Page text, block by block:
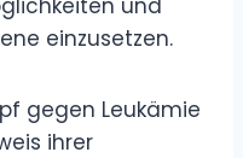
einzusetzen.
gegen Leukämie
ihrer